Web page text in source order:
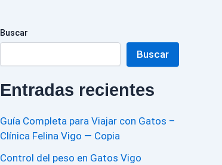
Buscar
Buscar
Entradas recientes
Guía Completa para Viajar con Gatos –
Clínica Felina Vigo — Copia
Control del peso en Gatos Vigo